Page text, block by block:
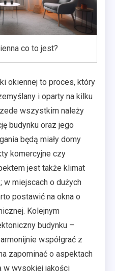
co to jest?
okiennej to proces, który
i oparty na kilku
wszystkim należy
budynku oraz jego
będą miały domy
komercyjne czy
jest także klimat
w miejscach o dużych
postawić na okna o
Kolejnym
budynku –
współgrać z
zapominać o aspektach
w wysokiej jakości